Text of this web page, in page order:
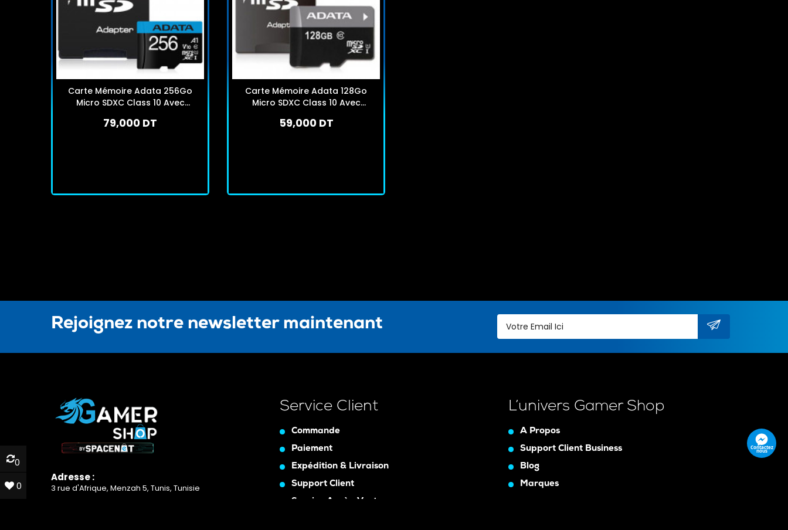
Carte Mémoire Adata 256Go
Micro SDXC Class 10 Avec
79,000 DT
Carte Mémoire Adata 128Go
Micro SDXC Class 10 Avec
59,000 DT
Rejoignez notre newsletter maintenant
Adresse :
3 rue d'Afrique, Menzah 5, Tunis, Tunisie
Service Client
Commande
Paiement
Expédition & Livraison
Support Client
Service Après-Vente
L’univers Gamer Shop
A Propos
Support Client Business
Blog
Marques
Contactez
nous
0
0
0
0